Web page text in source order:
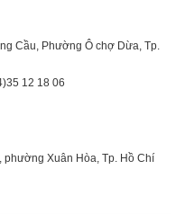
Cầu, Phường Ô chợ Dừa, Tp.
35 12 18 06
phường Xuân Hòa, Tp. Hồ Chí